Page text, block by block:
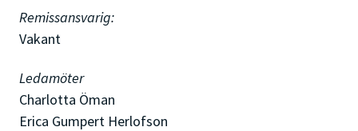
Remissansvarig:
Vakant
Ledamöter
Charlotta Öman
Erica Gumpert Herlofson